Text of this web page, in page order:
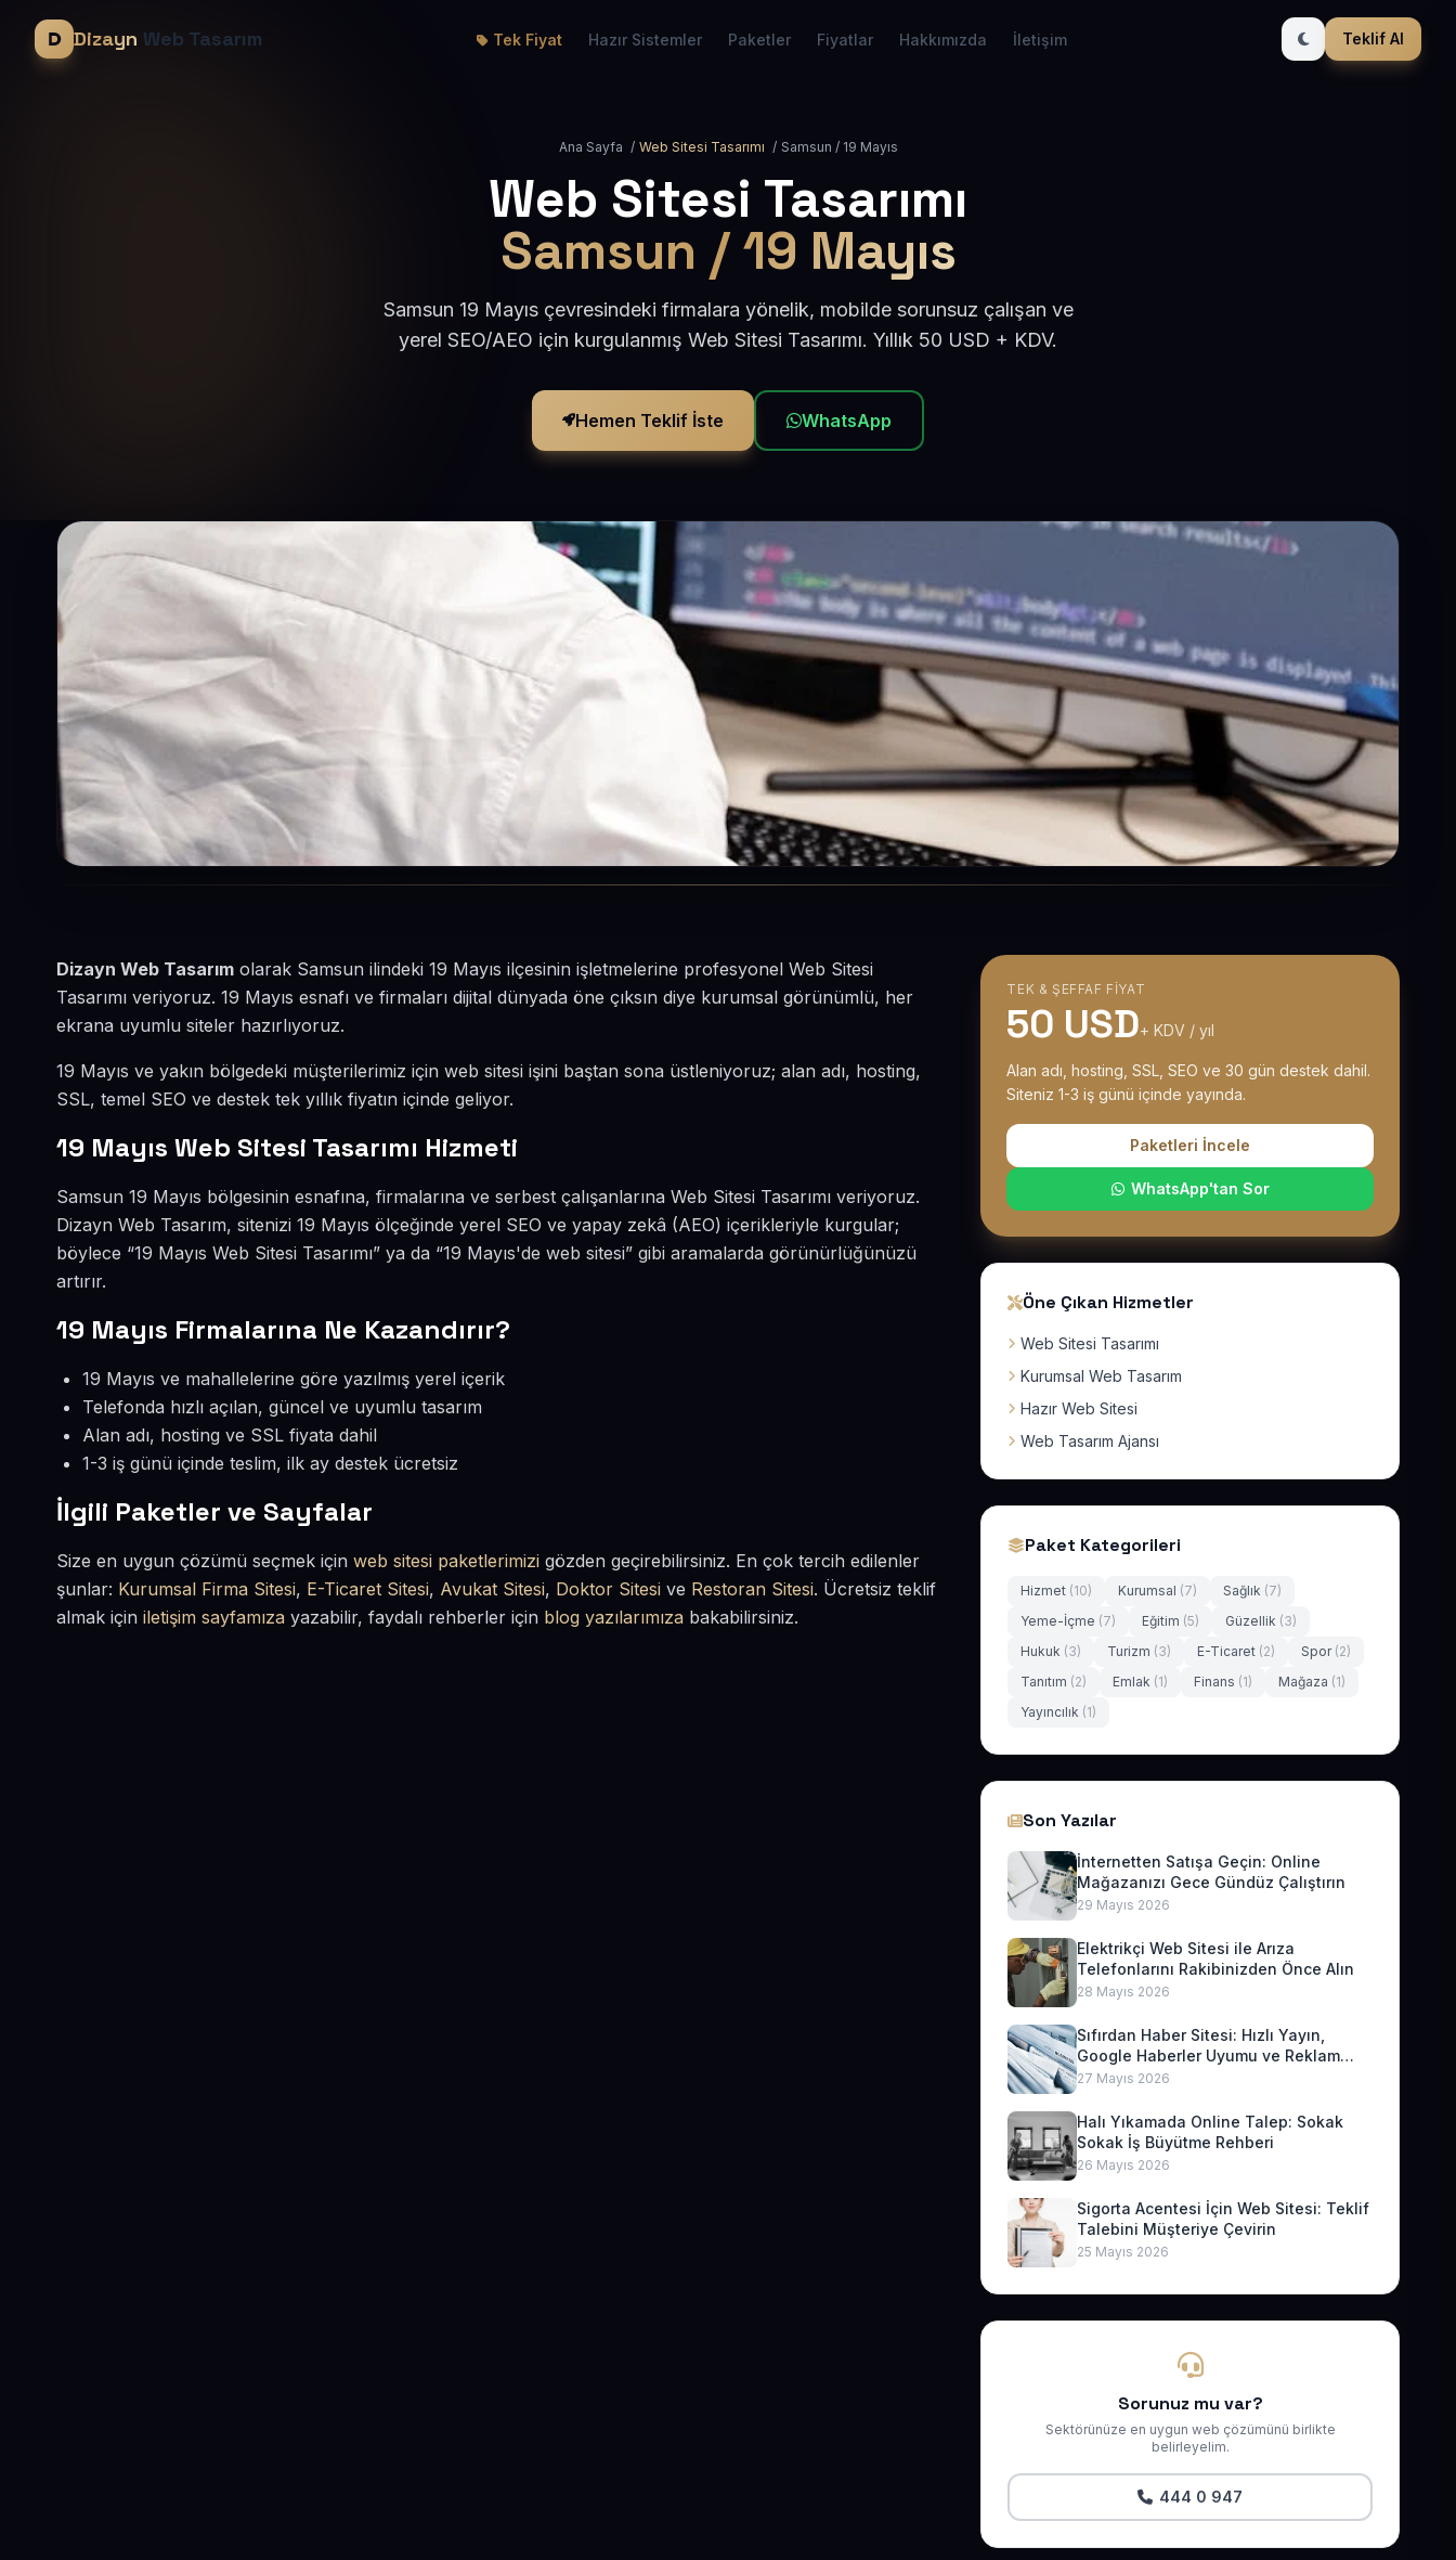
Dizayn Web Tasarım Tek Fiyat Hazır Sistemler Paketler Fiyatlar Hakkımızda İletişim Teklif Al
Ana Sayfa / Web Sitesi Tasarımı / Samsun / 19 Mayıs
Web Sitesi Tasarımı
Samsun / 19 Mayıs
Samsun 19 Mayıs çevresindeki firmalara yönelik, mobilde sorunsuz çalışan ve
yerel SEO/AEO için kurgulanmış Web Sitesi Tasarımı. Yıllık 50 USD + KDV.
Hemen Teklif İste WhatsApp
Dizayn Web Tasarım olarak Samsun ilindeki 19 Mayıs ilçesinin işletmelerine profesyonel Web Sitesi
Tasarımı veriyoruz. 19 Mayıs esnafı ve firmaları dijital dünyada öne çıksın diye kurumsal görünümlü, her
ekrana uyumlu siteler hazırlıyoruz.
19 Mayıs ve yakın bölgedeki müşterilerimiz için web sitesi işini baştan sona üstleniyoruz; alan adı, hosting,
SSL, temel SEO ve destek tek yıllık fiyatın içinde geliyor.
19 Mayıs Web Sitesi Tasarımı Hizmeti
Samsun 19 Mayıs bölgesinin esnafına, firmalarına ve serbest çalışanlarına Web Sitesi Tasarımı veriyoruz.
Dizayn Web Tasarım, sitenizi 19 Mayıs ölçeğinde yerel SEO ve yapay zekâ (AEO) içerikleriyle kurgular;
böylece “19 Mayıs Web Sitesi Tasarımı” ya da “19 Mayıs'de web sitesi” gibi aramalarda görünürlüğünüzü
artırır.
19 Mayıs Firmalarına Ne Kazandırır?
19 Mayıs ve mahallelerine göre yazılmış yerel içerik
Telefonda hızlı açılan, güncel ve uyumlu tasarım
Alan adı, hosting ve SSL fiyata dahil
1-3 iş günü içinde teslim, ilk ay destek ücretsiz
İlgili Paketler ve Sayfalar
Size en uygun çözümü seçmek için web sitesi paketlerimizi gözden geçirebilirsiniz. En çok tercih edilenler
şunlar: Kurumsal Firma Sitesi, E-Ticaret Sitesi, Avukat Sitesi, Doktor Sitesi ve Restoran Sitesi. Ücretsiz teklif
almak için iletişim sayfamıza yazabilir, faydalı rehberler için blog yazılarımıza bakabilirsiniz.
TEK & ŞEFFAF FIYAT
50 USD+ KDV / yıl
Alan adı, hosting, SSL, SEO ve 30 gün destek dahil.
Siteniz 1-3 iş günü içinde yayında.
Paketleri İncele
WhatsApp'tan Sor
Öne Çıkan Hizmetler
Web Sitesi Tasarımı
Kurumsal Web Tasarım
Hazır Web Sitesi
Web Tasarım Ajansı
Paket Kategorileri
Hizmet (10) Kurumsal (7) Sağlık (7)
Yeme-İçme (7) Eğitim (5) Güzellik (3)
Hukuk (3) Turizm (3) E-Ticaret (2) Spor (2)
Tanıtım (2) Emlak (1) Finans (1) Mağaza (1)
Yayıncılık (1)
Son Yazılar
İnternetten Satışa Geçin: Online
Mağazanızı Gece Gündüz Çalıştırın
29 Mayıs 2026
Elektrikçi Web Sitesi ile Arıza
Telefonlarını Rakibinizden Önce Alın
28 Mayıs 2026
Sıfırdan Haber Sitesi: Hızlı Yayın,
Google Haberler Uyumu ve Reklam
Geliri
27 Mayıs 2026
Halı Yıkamada Online Talep: Sokak
Sokak İş Büyütme Rehberi
26 Mayıs 2026
Sigorta Acentesi İçin Web Sitesi: Teklif
Talebini Müşteriye Çevirin
25 Mayıs 2026
Sorunuz mu var?
Sektörünüze en uygun web çözümünü birlikte
belirleyelim.
444 0 947